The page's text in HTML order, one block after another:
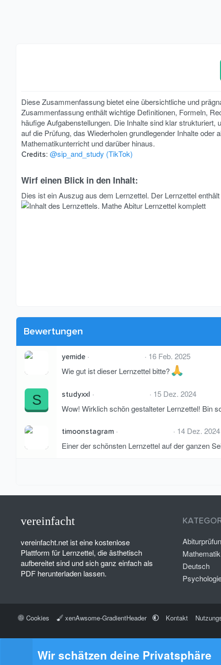
Diese Zusammenfassung bietet eine übersichtliche und
Zusammenfassung enthält wichtige Definitionen, Formeln,
häufige Aufgabenstellungen. Die Inhalte sind klar
auf die Prüfung, das Wiederholen grundlegender Inhalte
Mathematikunterricht und darüber hinaus.
Credits: @sip_and_study (TikTok)
Wirf einen Blick in den Inhalt:​
Dies ist ein Auszug aus dem Lernzettel. Der Lernzettel
Bewertungen
yemide 5
0
r
n
16 Feb. 2025
Wie gut ist dieser Lernzettel bitte?
S studyxxl 5
0
0
r
n
15 Dez. 2024
Wow! Wirklich schön gestalteter Lernzettel! Bin
timoonstagram 5
0
(
14 Dez. 2024
Einer der schönsten Lernzettel auf der ganzen
vereinfacht
vereinfacht.net ist eine kostenlose
Plattform für Lernzettel, die ästhetisch
aufbereitet sind und sich ganz einfach als
PDF herunterladen lassen.
Mathematik
Deutsch
Cookies xenAwsome-GradientHeader Kontakt
Wir schätzen deine Privatsphäre